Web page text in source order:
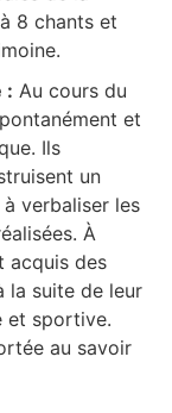
8 chants et
: Au cours du
et
Ils
un
verbaliser les
À
acquis des
la suite de leur
et sportive.
au savoir